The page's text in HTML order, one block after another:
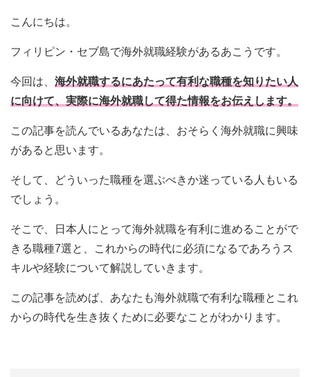
こんにちは。
フィリピン・セブ島で海外就職経験があるあこうです。
今回は、 海外就職するにあたって有利な職種を知りたい人
に向けて、実際に海外就職して得た情報をお伝えします。
この記事を読んでいるあなたは、おそらく海外就職に興味
があると思います。
そして、どういった職種を選ぶべきか迷っている人もいる
でしょう。
そこで、日本人にとって海外就職を有利に進めることがで
きる職種7選と、これからの時代に必須になるであろうス
キルや経験について解説していきます。
この記事を読めば、あなたも海外就職で有利な職種とこれ
からの時代を生き抜くために必要なことがわかります。